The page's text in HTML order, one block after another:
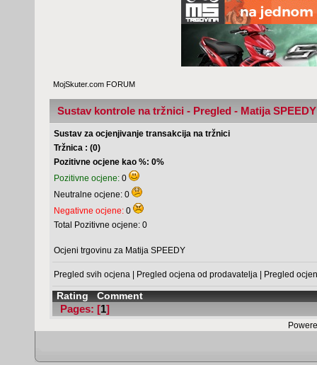
MojSkuter.com FORUM
Sustav kontrole na tržnici - Pregled - Matija SPEEDY
Sustav za ocjenjivanje transakcija na tržnici
Tržnica : (0)
Pozitivne ocjene kao %: 0%
Pozitivne ocjene: 0
Neutralne ocjene: 0
Negativne ocjene: 0
Total Pozitivne ocjene: 0
Ocjeni trgovinu za Matija SPEEDY
Pregled svih ocjena | Pregled ocjena od prodavatelja | Pregled
Rating Comment
Pages: [1]